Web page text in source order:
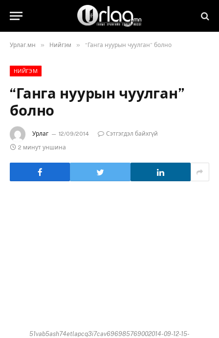
Урлаг.мн » Нийгэм » “Ганга нуурын чуулган” болно
НИЙГЭМ
“Ганга нуурын чуулган”
болно
Урлаг 12/09/2014
Сэтгэгдэл байхгүй
2 минут уншина
51vab5ash74etlapcq3i7cav696985769002014-09-12-15-